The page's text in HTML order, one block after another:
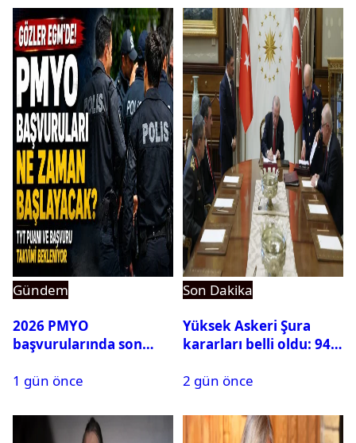
ortaya çıktı
Gündem
2026 PMYO
başvurularında son
1 gün önce
Son Dakika
Yüksek Askeri Şura
kararları belli oldu: 94
2 gün önce